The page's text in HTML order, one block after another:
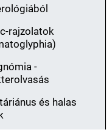
rajzolatok
-
és halas